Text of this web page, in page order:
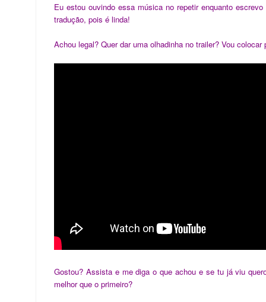
Eu estou ouvindo essa música no repetir enquanto
tradução, pois é linda!
Achou legal? Quer dar uma olhadinha no trailer? Vou colocar
Gostou? Assista e me diga o que achou e se tu já viu
melhor que o primeiro?